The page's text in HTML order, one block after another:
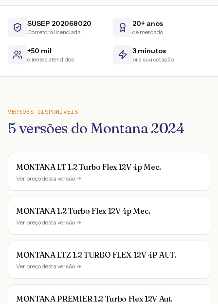
SUSEP 202068020
Corretora licenciada
20+ anos
de mercado
+50 mil
clientes atendidos
3 minutos
pra sua cotação
VERSÕES DISPONÍVEIS
5versões doMontana2024
MONTANA LT 1.2 Turbo Flex 12V 4p Mec.
Ver preço desta versão →
MONTANA 1.2 Turbo Flex 12V 4p Mec.
Ver preço desta versão →
MONTANA LTZ 1.2 TURBO FLEX 12V 4P AUT.
Ver preço desta versão →
MONTANA PREMIER 1.2 Turbo Flex 12V Aut.